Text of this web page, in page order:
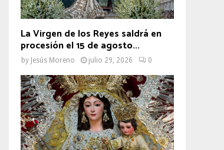
La Virgen de los Reyes saldrá en
procesión el 15 de agosto...
by Jesús Moreno julio 29, 2026 0